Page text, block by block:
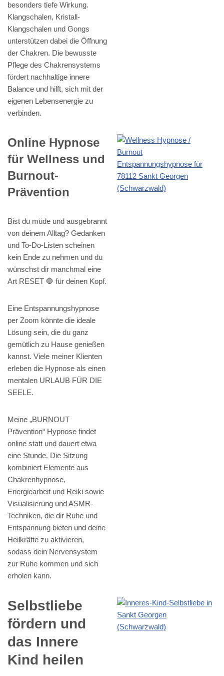
besonders tiefe Wirkung.
Klangschalen, Kristall-
Klangschalen und Gongs
unterstützen dabei die Öffnung
der Chakren. Die bewusste
Pflege des Chakrensystems
fördert nachhaltige innere
Balance und hilft, sich mit der
eigenen Lebensenergie zu
verbinden.
Online Hypnose
für Wellness und
Burnout-
Prävention
Bist du müde und ausgebrannt
von deinem Alltag? Gedanken
und To-Do-Listen scheinen
kein Ende zu nehmen und du
wünschst dir manchmal eine
Art RESET 🛑 für deinen Kopf.
Eine Entspannungshypnose
per Zoom könnte die ideale
Lösung sein, die du ganz
gemütlich zu Hause genießen
kannst. Viele meiner Klienten
erleben die Hypnose als einen
mentalen URLAUB FÜR DIE
SEELE.
Meine „BURNOUT
Prävention“ Hypnose findet
online statt und dauert etwa
eine Stunde. Die Sitzung
kombiniert Elemente aus
Chakrenhypnose,
Energiearbeit und Reiki sowie
Visualisierung und ASMR-
Techniken, die dir Ruhe und
Entspannung bieten und deine
Heilkräfte zu aktivieren,
sodass dein Nervensystem
zur Ruhe kommen und sich
erholen kann.
Selbstliebe
fördern und
das Innere
Kind heilen